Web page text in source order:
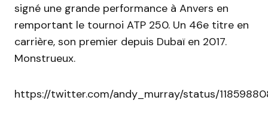
signé une grande performance à Anvers en
remportant le tournoi ATP 250. Un 46e titre en
carrière, son premier depuis Dubaï en 2017.
Monstrueux.
https://twitter.com/andy_murray/status/